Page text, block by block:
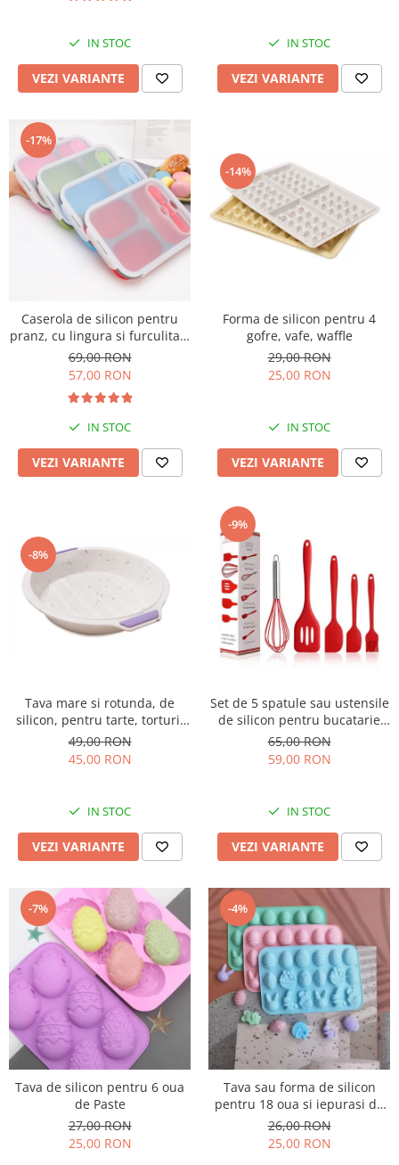
IN STOC
VEZI VARIANTE
IN STOC
VEZI VARIANTE
-17%
Caserola de silicon pentru
pranz, cu lingura si furculita 3
compartimente
69,00 RON
57,00 RON
IN STOC
VEZI VARIANTE
-14%
Forma de silicon pentru 4
gofre, vafe, waffle
29,00 RON
25,00 RON
IN STOC
VEZI VARIANTE
-8%
Tava mare si rotunda, de
silicon, pentru tarte, torturi,
prajituri, chec, 29cm
49,00 RON
45,00 RON
IN STOC
VEZI VARIANTE
-9%
Set de 5 spatule sau ustensile
de silicon pentru bucatarie
rezistente la caldura
65,00 RON
59,00 RON
IN STOC
VEZI VARIANTE
-7%
Tava de silicon pentru 6 oua
de Paste
27,00 RON
25,00 RON
-4%
Tava sau forma de silicon
pentru 18 oua si iepurasi de
Paste
26,00 RON
25,00 RON